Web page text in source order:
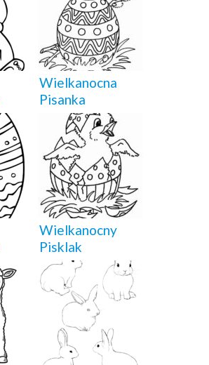
Wielkanocna
Pisanka
Wielkanocny
Pisklak